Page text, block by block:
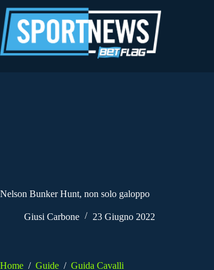
al
contenuto
Nelson Bunker Hunt, non solo galoppo
Giusi Carbone 23 Giugno 2022
Home / Guide / Guida Cavalli